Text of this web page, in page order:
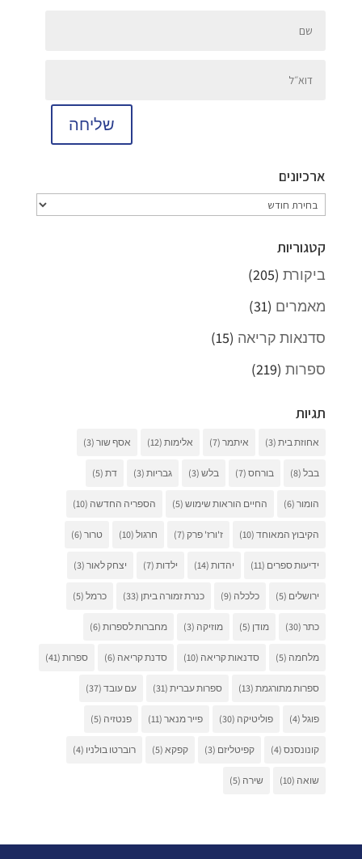
שליחה
ארכיונים
ארכיונים
קטגוריות
ביקורת(205)
מאמרים (31)
סדנאות קריאה (15)
ספרות(219)
תגיות
אחוזת בית(3) איתמר(7) אלימות(12) אסף שור(3)
בבל(8) בורחס(7) בלש(3) גבריות(3) דת(5)
הומור(6) החיים הוראות שימוש(5) הספריה החדשה (10)
הקיבוץ המאוחד(10) ז'ורז' פרק(7) חרגול(10) טרור(6)
ידיעות ספרים (11) יהדות(14) ילדות(7) יצחק לאור(3)
ירושלים (5) כלכלה (9) כנרת זמורה ביתן (33) כרמל(5)
כתר(30) מודן (5) מוזיקה (3) מחברות לספרות(6)
מלחמה (5) סדנאות קריאה (10) סדנת קריאה (6) ספרות(41)
ספרות מתורגמת(13) ספרות עברית(31) עם עובד(37)
פוגל(4) פוליטיקה (30) פייר מנאר(11) פנטזיה (5)
קונונסנס(4) קפיטליזם (3) קפקא(5) רוברטו בולניו (4)
שואה (10) שירה (5)